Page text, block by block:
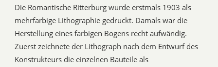
Die Romantische Ritterburg wurde erstmals 1903 als
mehrfarbige Lithographie gedruckt. Damals war die
Herstellung eines farbigen Bogens recht aufwändig.
Zuerst zeichnete der Lithograph nach dem Entwurf des
Konstrukteurs die einzelnen Bauteile als